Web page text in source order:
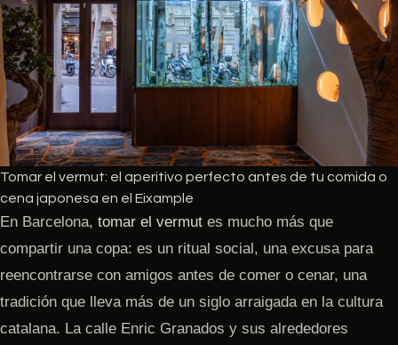
Tomar el vermut: el aperitivo perfecto antes de tu comida o
cena japonesa en el Eixample
En Barcelona, tomar el vermut es mucho más que
compartir una copa: es un ritual social, una excusa para
reencontrarse con amigos antes de comer o cenar, una
tradición que lleva más de un siglo arraigada en la cultura
catalana. La calle Enric Granados y sus alrededores